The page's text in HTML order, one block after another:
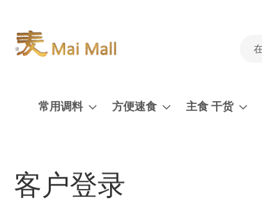
内
容
常用调料 方便速食 主食 干货
客户登录